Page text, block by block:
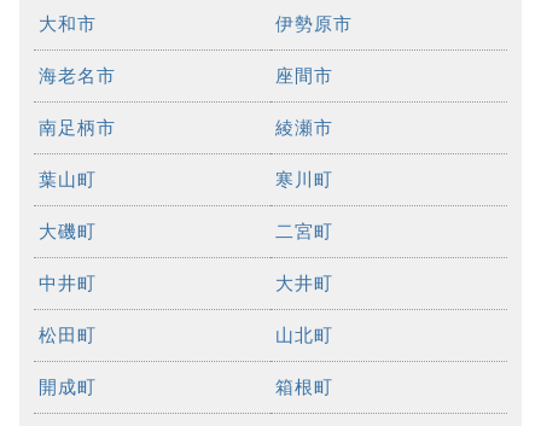
大和市 伊勢原市
海老名市 座間市
南足柄市 綾瀬市
葉山町 寒川町
大磯町 二宮町
中井町 大井町
松田町 山北町
開成町 箱根町